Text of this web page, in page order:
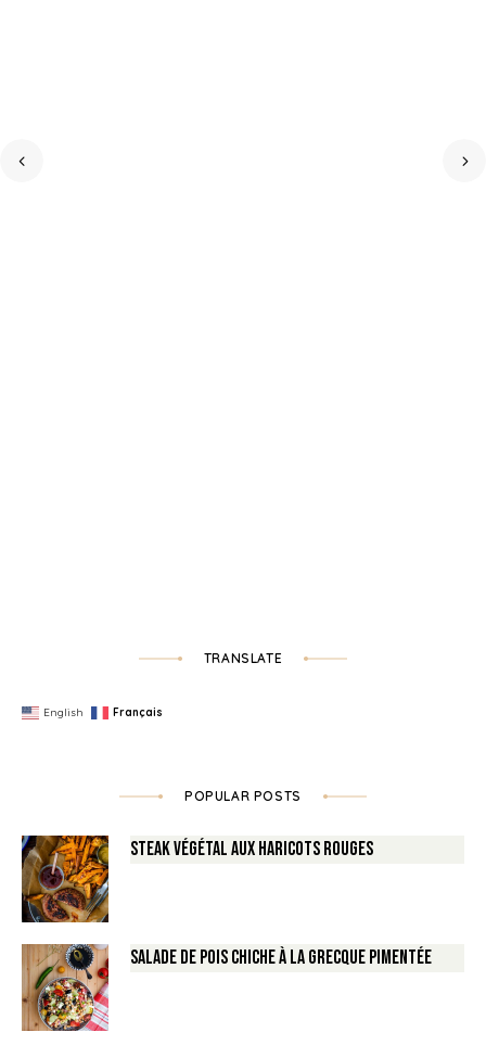
TRANSLATE
English Français
POPULAR POSTS
Steak végétal aux haricots rouges
Salade de Pois chiche à la Grecque pimentée